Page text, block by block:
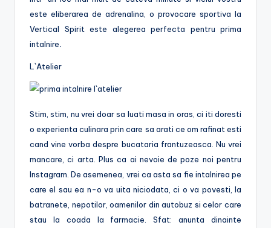
este eliberarea de adrenalina, o provocare sportiva la
Vertical Spirit este alegerea perfecta pentru prima
intalnire.
L`Atelier
Stim, stim, nu vrei doar sa luati masa in oras, ci iti doresti
o experienta culinara prin care sa arati ce om rafinat esti
cand vine vorba despre bucataria frantuzeasca. Nu vrei
mancare, ci arta. Plus ca ai nevoie de poze noi pentru
Instagram. De asemenea, vrei ca asta sa fie intalnirea pe
care el sau ea n-o va uita niciodata, ci o va povesti, la
batranete, nepotilor, oamenilor din autobuz si celor care
stau la coada la farmacie. Sfat: anunta dinainte